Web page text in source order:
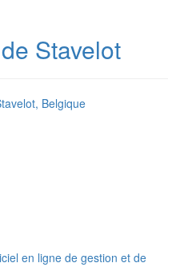
Stavelot
Belgique
en ligne de gestion et de